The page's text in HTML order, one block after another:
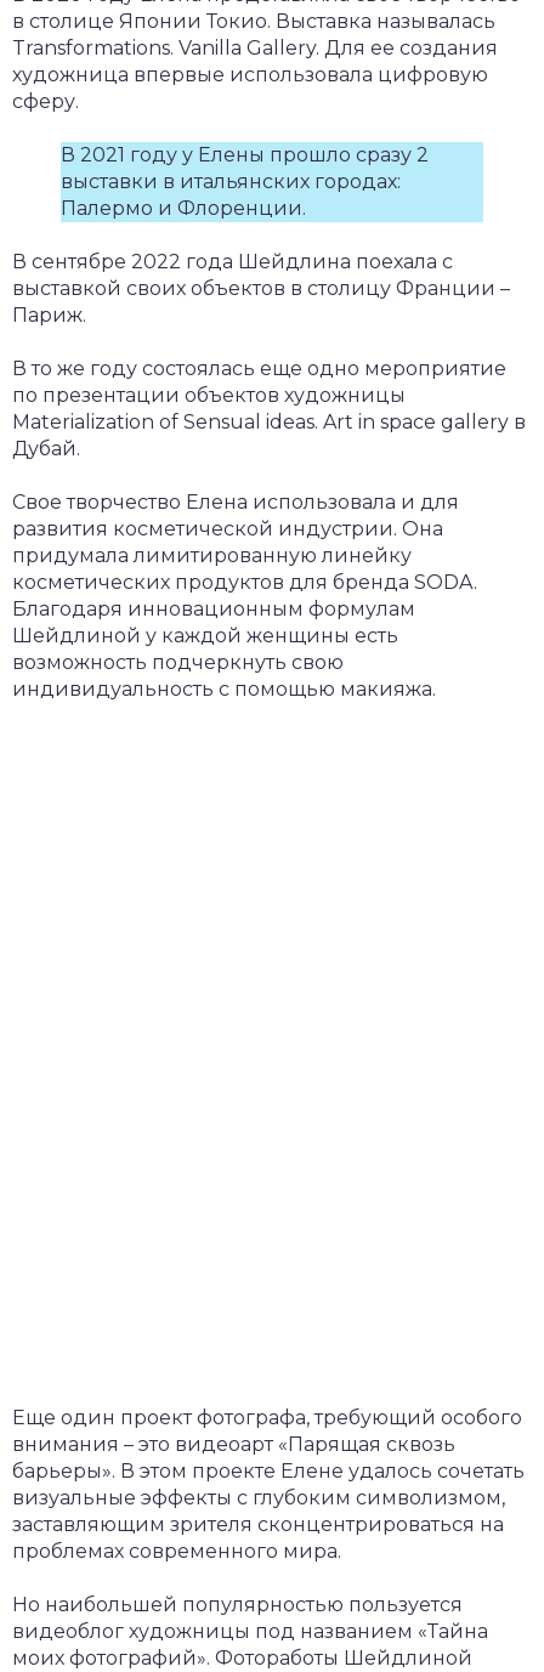
в столице Японии Токио. Выставка называлась
Transformations. Vanilla Gallery. Для ее создания
художница впервые использовала цифровую
сферу.
В 2021 году у Елены прошло сразу 2
выставки в итальянских городах:
Палермо и Флоренции.
В сентябре 2022 года Шейдлина поехала с
выставкой своих объектов в столицу Франции –
Париж.
В то же году состоялась еще одно мероприятие
по презентации объектов художницы
Materialization of Sensual ideas. Art in space gallery в
Дубай.
Свое творчество Елена использовала и для
развития косметической индустрии. Она
придумала лимитированную линейку
косметических продуктов для бренда SODA.
Благодаря инновационным формулам
Шейдлиной у каждой женщины есть
возможность подчеркнуть свою
индивидуальность с помощью макияжа.
Еще один проект фотографа, требующий особого
внимания – это видеоарт «Парящая сквозь
барьеры». В этом проекте Елене удалось сочетать
визуальные эффекты с глубоким символизмом,
заставляющим зрителя сконцентрироваться на
проблемах современного мира.
Но наибольшей популярностью пользуется
видеоблог художницы под названием «Тайна
моих фотографий». Фотоработы Шейдлиной